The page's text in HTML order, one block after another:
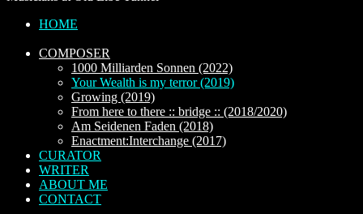
HOME
COMPOSER
1000 Milliarden Sonnen (2022)
Your Wealth is my terror (2019)
Growing (2019)
From here to there :: bridge :: (2018/2020)
Am Seidenen Faden (2018)
Enactment:Interchange (2017)
CURATOR
WRITER
ABOUT ME
CONTACT